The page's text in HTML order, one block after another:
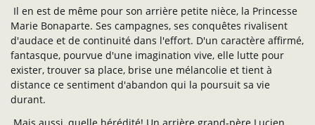
Il en est de même pour son arrière petite nièce, la Princesse
Marie Bonaparte. Ses campagnes, ses conquêtes rivalisent
d'audace et de continuité dans l'effort. D'un caractère affirmé,
fantasque, pourvue d'une imagination vive, elle lutte pour
exister, trouver sa place, brise une mélancolie et tient à
distance ce sentiment d'abandon qui la poursuit sa vie
durant.